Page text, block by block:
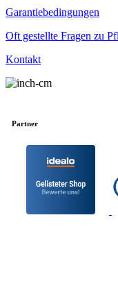
Garantiebedingungen
Oft gestellte Fragen zu
Kontakt
Partner